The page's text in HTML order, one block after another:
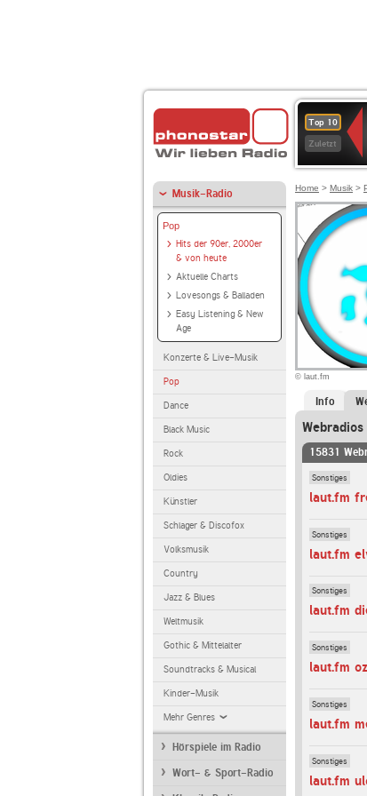
Top 10
Zuletzt
Musik-Radio
Pop
Hits der 90er, 2000er
& von heute
Aktuelle Charts
Lovesongs & Balladen
Easy Listening & New
Age
Konzerte & Live-Musik
Pop
Dance
Black Music
Rock
Oldies
Künstler
Schlager & Discofox
Volksmusik
Country
Jazz & Blues
Weltmusik
Gothic & Mittelalter
Soundtracks & Musical
Kinder-Musik
Mehr Genres
Hörspiele im Radio
Wort- & Sport-Radio
Home > Musik >
© laut.fm
Info
15831
Sonstiges
laut.fm
Sonstiges
laut.fm
Sonstiges
laut.fm
Sonstiges
laut.fm
Sonstiges
laut.fm
Sonstiges
laut.fm